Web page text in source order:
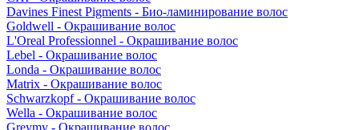
Davines Finest Pigments - Био-ламинирование волос
Goldwell - Окрашивание волос
L'Oreal Professionnel - Окрашивание волос
Lebel - Окрашивание волос
Londa - Окрашивание волос
Matrix - Окрашивание волос
Schwarzkopf - Окрашивание волос
Wella - Окрашивание волос
Greymy - Окрашивание волос